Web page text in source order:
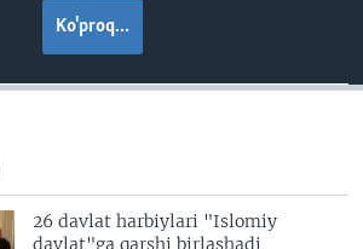
Ko'proq...
26 davlat harbiylari "Islomiy
davlat"ga qarshi birlashadi